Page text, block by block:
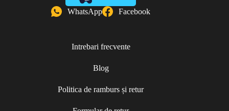
WhatsApp Facebook
Intrebari frecvente
Blog
Politica de ramburs și retur